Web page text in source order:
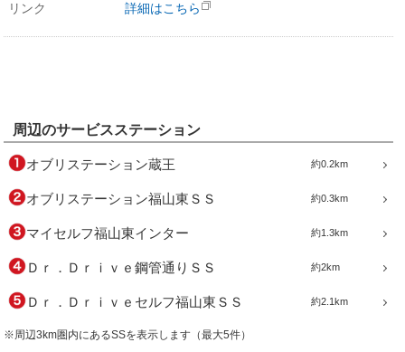
リンク 詳細はこちら
周辺のサービスステーション
約0.2km
オブリステーション蔵王
約0.3km
オブリステーション福山東ＳＳ
約1.3km
マイセルフ福山東インター
約2km
Ｄｒ．Ｄｒｉｖｅ鋼管通りＳＳ
約2.1km
Ｄｒ．Ｄｒｉｖｅセルフ福山東ＳＳ
※周辺3km圏内にあるSSを表示します（最大5件）